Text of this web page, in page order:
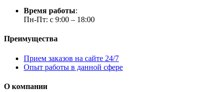
Время работы:
Пн-Пт: с 9:00 – 18:00
Преимущества
Прием заказов на сайте 24/7
Опыт работы в данной сфере
О компании